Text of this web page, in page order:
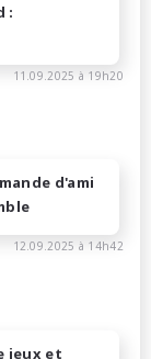
:
11.09.2025 à 19h20
d'ami
12.09.2025 à 14h42
jeux et